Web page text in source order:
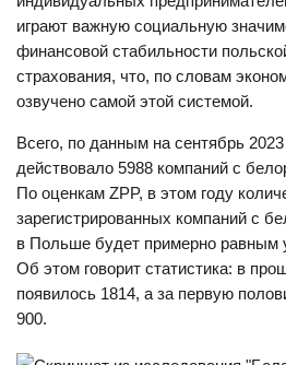
играют важную социальную
финансовой стабильности
страхования, что, по словам
озвучено самой этой системой.
Всего, по данным на сентябрь 2023
действовало 5988 компаний с
По оценкам ZPP, в этом году
зарегистрированных компаний с
в Польше будет примерно равным
Об этом говорит статистика: в
появилось 1814, а за первую
900.